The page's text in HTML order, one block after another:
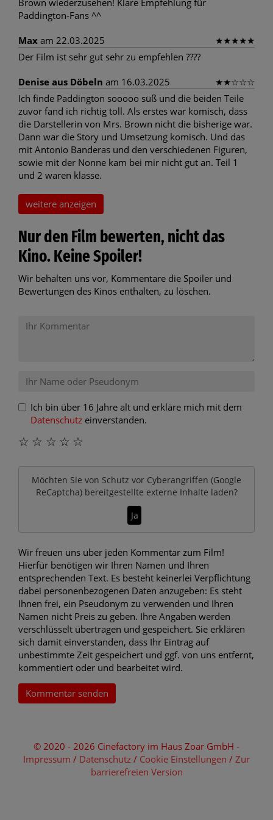
Paddington-Fans ^^
Max am 22.03.2025 ★★★★★
Der Film ist sehr gut sehr zu empfehlen ????
Denise aus Döbeln am 16.03.2025 ★★☆☆☆
Ich finde Paddington sooooo süß und die beiden Teile
zuvor fand ich richtig toll. Als erstes war komisch, dass
die Darstellerin von Mrs. Brown nicht die bisherige war.
Dann war die Story und Umsetzung komisch. Und das
mit Antonio Banderas und den verschiedenen Figuren,
sowie mit der Nonne kam bei mir nicht gut an. Teil 1
und 2 waren klasse.
weitere anzeigen
Nur den Film bewerten, nicht das
Kino. Keine Spoiler!
Wir behalten uns vor, Kommentare die Spoiler und
Bewertungen des Kinos enthalten, zu löschen.
Ich bin über 16 Jahre alt und erkläre mich mit dem
Datenschutz einverstanden.
☆
☆
☆
☆
☆
Möchten Sie von Schutz vor Cyberangriffen (Google
ReCaptcha)bereitgestellte externe Inhalte laden?
Ja
Wir freuen uns über jeden Kommentar zum Film!
Hierfür benötigen wir Ihren Namen und Ihren
entsprechenden Text. Es besteht keinerlei Verpflichtung
dabei personenbezogenen Daten anzugeben: Es steht
Ihnen frei, ein Pseudonym zu verwenden und Ihren
Namen nicht Preis zu geben. Ihre Angaben werden
verschlüsselt übertragen und gespeichert. Sie erklären
sich damit einverstanden, dass Ihr Eintrag auf
unbestimmte Zeit gespeichert und ggf. von uns entfernt,
kommentiert oder und bearbeitet wird.
Kommentar senden
© 2020 - 2026 Cinefactory im Haus Zoar GmbH -
Impressum / Datenschutz / Cookie Einstellungen / Zur
barrierefreien Version